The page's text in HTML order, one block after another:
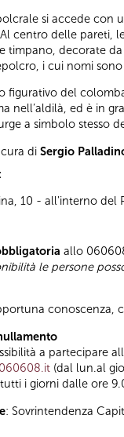
si accede con
centro delle pareti,
timpano, decorate
i cui nomi
figurativo del
nell’aldilà, ed è in
a simbolo stesso
di Sergio
10 - all'interno del
allo
le persone
conoscenza,
a partecipare
(dal lun.al
i giorni dalle ore
: Sovrintendenza